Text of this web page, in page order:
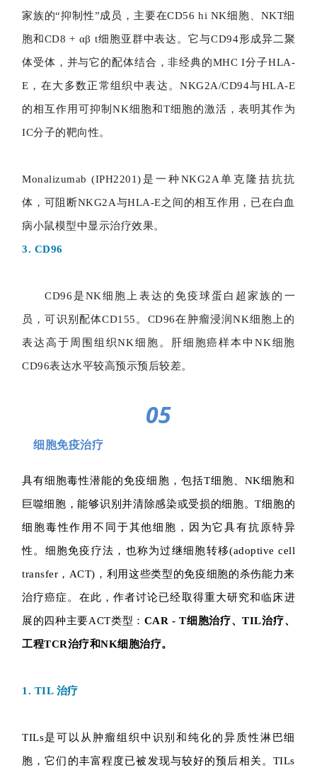
家族的“抑制性”成员，主要在CD56 hi NK细胞、NKT细
胞和CD8 + αβ t细胞亚群中表达。它与CD94形成异二聚
体受体，并与它的配体结合，非经典的MHC I分子HLA-
E，在大多数正常组织中表达。NKG2A/CD94与HLA-E
的相互作用可抑制NK细胞和T细胞的激活，表明其作为
IC分子的靶向性。
Monalizumab (IPH2201)是一种NKG2A单克隆拮抗抗
体，可阻断NKG2A与HLA-E之间的相互作用，已在白血
病小鼠模型中显示治疗效果。
3. CD96
CD96是NK细胞上表达的免疫球蛋白超家族的一
员，可识别配体CD155。CD96在肿瘤浸润NK细胞上的
表达高于周围组织NK细胞。肝细胞癌样本中NK细胞
CD96表达水平较高预示预后较差。
05
细胞免疫治疗
具有细胞毒性潜能的免疫细胞，包括T细胞、NK细胞和
巨噬细胞，能够识别并清除感染或受损的细胞。T细胞的
细胞毒性作用不同于其他细胞，因为它具有抗原特异
性。细胞免疫疗法，也称为过继细胞转移(adoptive cell
transfer，ACT)，利用这些类型的免疫细胞的杀伤能力来
治疗癌症。在此，作者讨论已经取得重大研究和临床进
展的四种主要ACT类型： CAR - T细胞治疗、TIL治疗、
工程TCR治疗和NK细胞治疗。
1. TIL 治疗
TILs是可以从肿瘤组织中识别和纯化的异质性淋巴细
胞，它们的丰富程度已被发现与较好的预后相关。TILs